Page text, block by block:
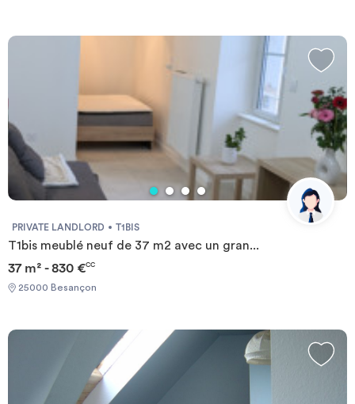
PRIVATE LANDLORD T1BIS
T1bis meublé neuf de 37 m2 avec un gran...
37 m² - 830 €CC
25000 Besançon